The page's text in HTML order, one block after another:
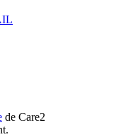
de Care2